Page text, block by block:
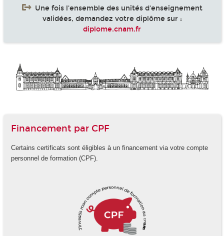
Une fois l'ensemble des unités d'enseignement
validées, demandez votre diplôme sur :
diplome.cnam.fr
Financement par CPF
Certains certificats sont éligibles à un financement via votre compte
personnel de formation (CPF).